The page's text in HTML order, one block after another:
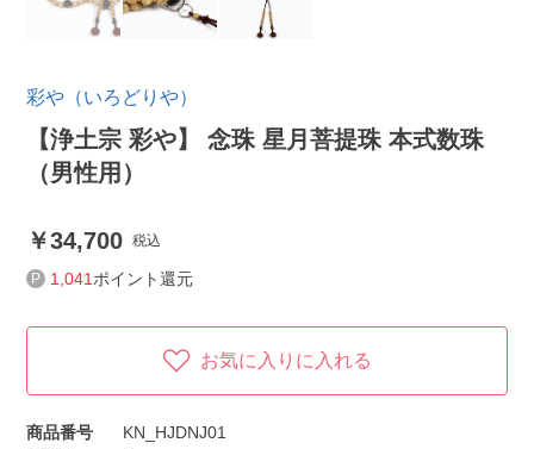
彩や（いろどりや）
【浄土宗 彩や】 念珠 星月菩提珠 本式数珠
（男性用）
34,700 税込
1,041 ポイント還元
お気に入りに入れる
商品番号
KN_HJDNJ01